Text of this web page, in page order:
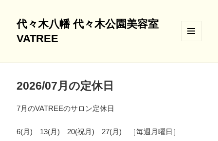
代々木八幡 代々木公園美容室
VATREE
ィジェ
2026/07月の定休日
7月のVATREEのサロン定休日
6(月) 13(月) 20(祝月) 27(月) ［毎週月曜日］